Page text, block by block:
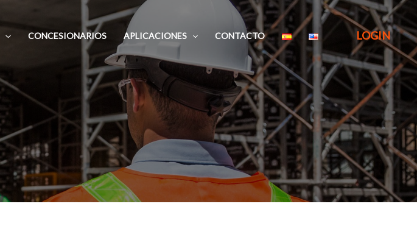
CONCESIONARIOS APLICACIONES CONTACTO LOGIN